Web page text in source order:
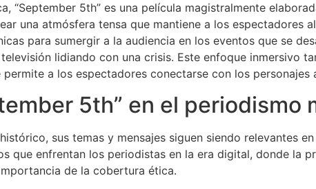
“September 5th” es una película magistralmente
una atmósfera tensa que mantiene a los espectadores
para sumergir a la audiencia en los eventos que se
lidiando con una crisis. Este enfoque inmersivo
a los espectadores conectarse con los personajes
5th” en el periodismo
sus temas y mensajes siguen siendo relevantes
que enfrentan los periodistas en la era digital, donde la
de la cobertura ética.